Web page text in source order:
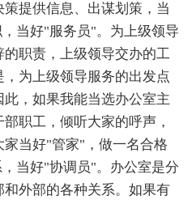
提供信息、出谋划策，当
当好"服务员"。为上级领导
职责，上级领导交办的工
为上级领导服务的出发点
，如果我能当选办公室主
职工，倾听大家的呼声，
当好"管家"，做一名合格
当好"协调员"。办公室是分
外部的各种关系。如果有